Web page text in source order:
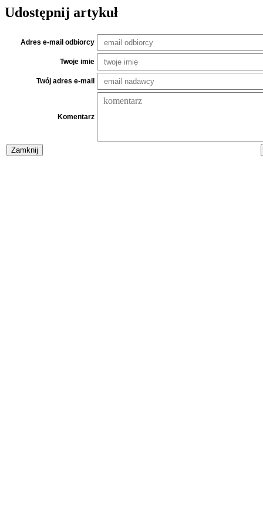
Udostępnij artykuł
Adres e-mail odbiorcy
Twoje imie
Twój adres e-mail
Komentarz